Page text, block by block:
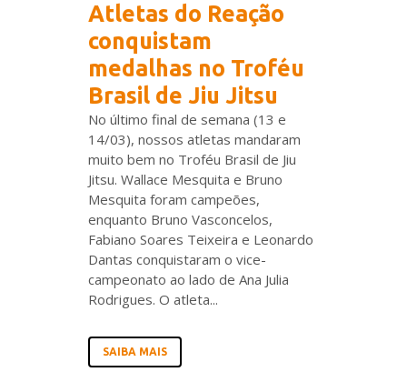
Atletas do Reação
conquistam
medalhas no Troféu
Brasil de Jiu Jitsu
No último final de semana (13 e
14/03), nossos atletas mandaram
muito bem no Troféu Brasil de Jiu
Jitsu. Wallace Mesquita e Bruno
Mesquita foram campeões,
enquanto Bruno Vasconcelos,
Fabiano Soares Teixeira e Leonardo
Dantas conquistaram o vice-
campeonato ao lado de Ana Julia
Rodrigues. O atleta...
SAIBA MAIS